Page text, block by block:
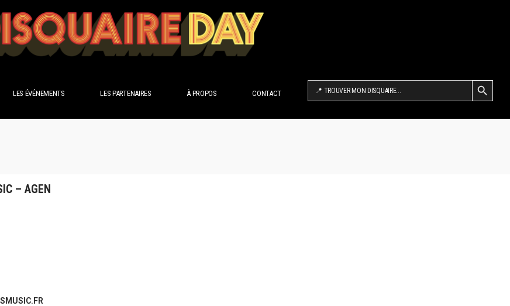
LES ÉVÉNEMENTS LES PARTENAIRES À PROPOS CONTACT
Search
for:
SEARCH BUTTON
– AGEN